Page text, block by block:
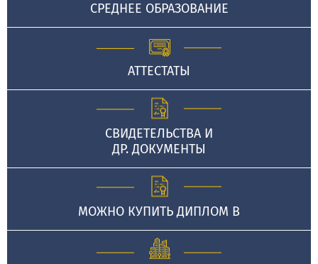
СРЕДНЕЕ ОБРАЗОВАНИЕ
АТТЕСТАТЫ
СВИДЕТЕЛЬСТВА И
ДР. ДОКУМЕНТЫ
МОЖНО КУПИТЬ ДИПЛОМ В